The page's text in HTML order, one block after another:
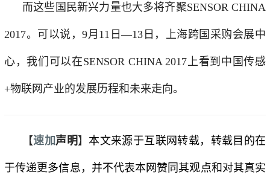
而这些国民新兴力量也大多将齐聚SENSOR CHINA
2017。可以说，9月11日—13日，上海跨国采购会展中
心，我们可以在SENSOR CHINA 2017上看到中国传感
+物联网产业的发展历程和未来走向。
【速加 声明】本文来源于互联网转载，转载目的在
于传递更多信息，并不代表本网赞同其观点和对其真实